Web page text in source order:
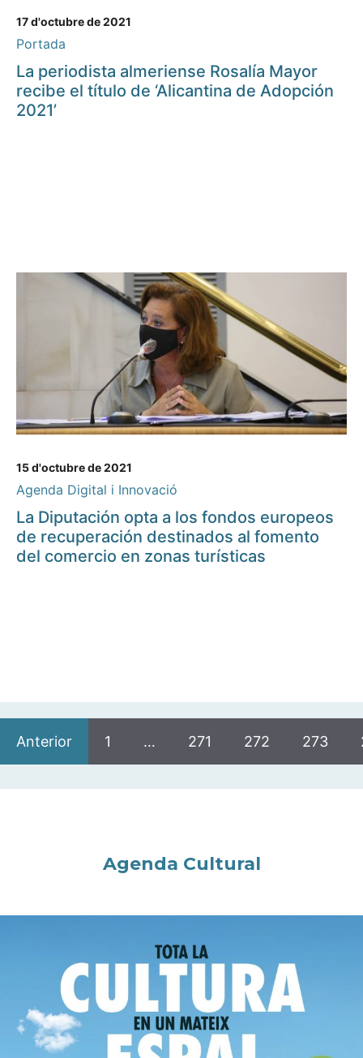
17 d'octubre de 2021
Portada
La periodista almeriense Rosalía Mayor
recibe el título de ‘Alicantina de Adopción
2021’
15 d'octubre de 2021
Agenda Digital i Innovació
La Diputación opta a los fondos europeos
de recuperación destinados al fomento
del comercio en zonas turísticas
Anterior 1 … 271 272 273
Agenda Cultural